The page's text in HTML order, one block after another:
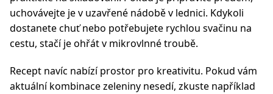
uchovávejte je v uzavřené nádobě v lednici. Kdykoli
dostanete chuť nebo potřebujete rychlou svačinu na
cestu, stačí je ohřát v mikrovlnné troubě.
Recept navíc nabízí prostor pro kreativitu. Pokud vám
aktuální kombinace zeleniny nesedí, zkuste například